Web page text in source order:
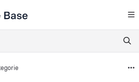
index at:
pages before exploring further.